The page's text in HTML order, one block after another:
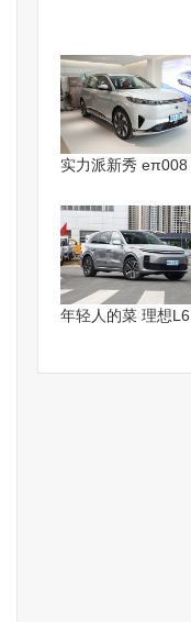
实力派新秀 eπ008
年轻人的菜 理想L6